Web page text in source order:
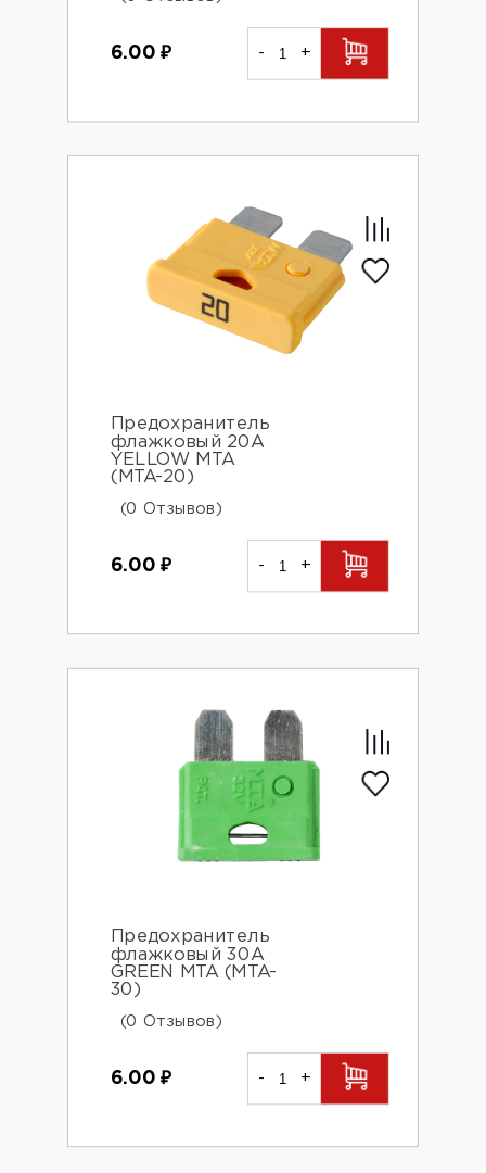
6.00₽ - +
Предохранитель
флажковый 20А
YELLOW MTA
(MTA-20)
(0 Отзывов)
6.00₽ - +
Предохранитель
флажковый 30А
GREEN MTA (MTA-
30)
(0 Отзывов)
6.00₽ - +